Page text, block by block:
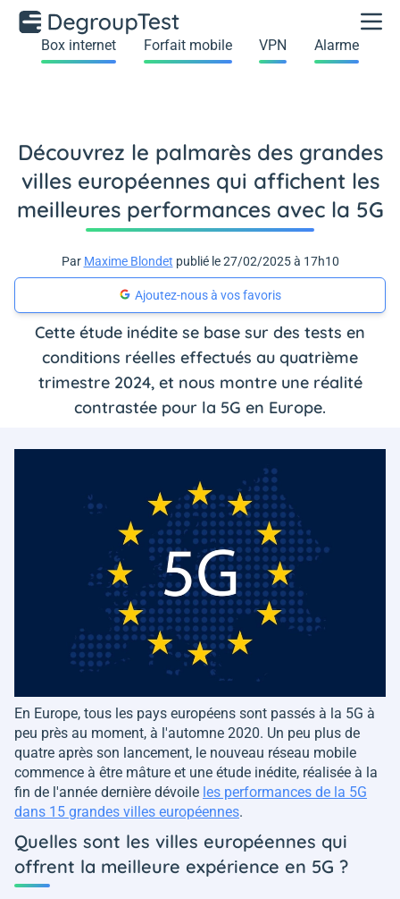
Box internet Forfait mobile VPN Alarme
Découvrez le palmarès des grandes
villes européennes qui affichent les
meilleures performances avec la 5G
Par Maxime Blondet publié le 27/02/2025 à 17h10
Ajoutez-nous à vos favoris
Cette étude inédite se base sur des tests en
conditions réelles effectués au quatrième
trimestre 2024, et nous montre une réalité
contrastée pour la 5G en Europe.
En Europe, tous les pays européens sont passés à la 5G à
peu près au moment, à l'automne 2020. Un peu plus de
quatre après son lancement, le nouveau réseau mobile
commence à être mâture et une étude inédite, réalisée à la
fin de l'année dernière dévoile les performances de la 5G
dans 15 grandes villes européennes.
Quelles sont les villes européennes qui
offrent la meilleure expérience en 5G ?